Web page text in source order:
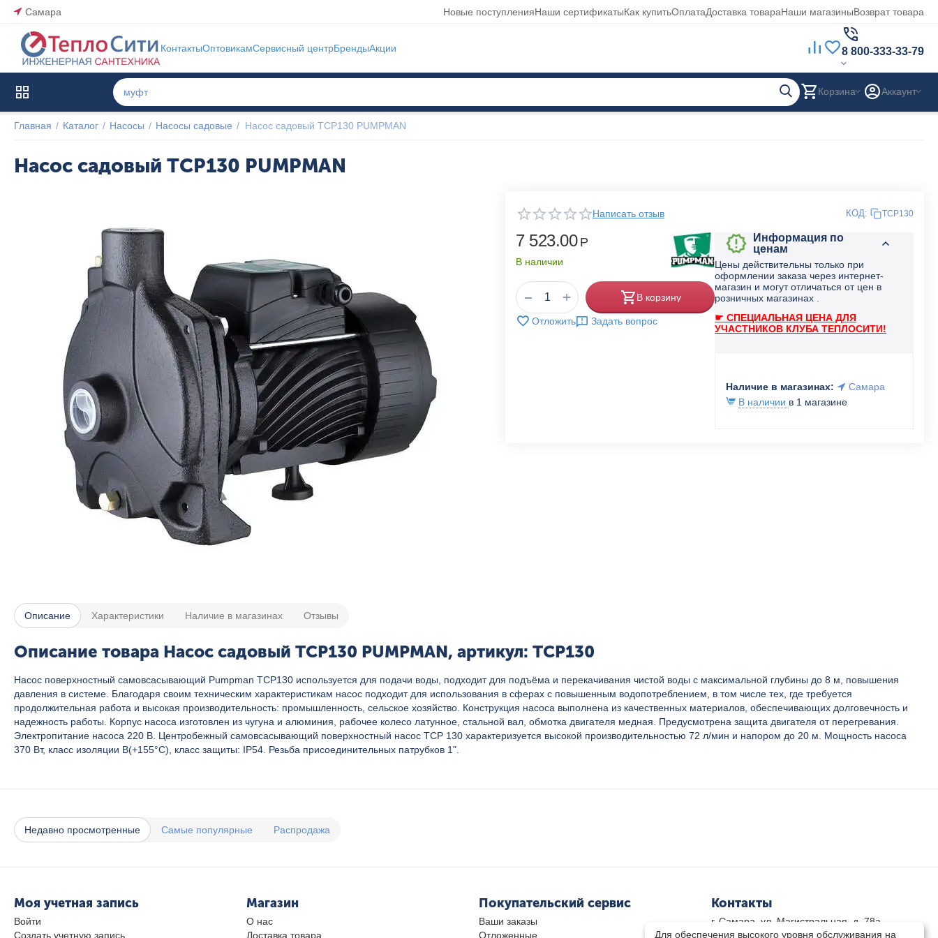
Самара Новые поступленияНаши сертификатыКак купитьОплатаДоставка товараНаши магазиныВозврат товара
КонтактыОптовикамСервисный центрБрендыАкции 8 800-333-33-79
Корзина Аккаунт
Главная / Каталог / Насосы / Насосы садовые / Насос садовый TCP130 PUMPMAN
Насос садовый TCP130 PUMPMAN
Написать отзыв КОД: TCP130
7 523.00 Р
В наличии
+
− В корзину
Отложить Задать вопрос
Информация по
ценам
Цены действительны только при
оформлении заказа через интернет-
магазин и могут отличаться от цен в
розничных магазинах .
☛ СПЕЦИАЛЬНАЯ ЦЕНА ДЛЯ
УЧАСТНИКОВ КЛУБА ТЕПЛОСИТИ!
Наличие в магазинах:
Самара
В наличии в 1 магазине
Описание Характеристики Наличие в магазинах Отзывы
Описание товара Насос садовый TCP130 PUMPMAN, артикул: TCP130
Насос поверхностный самовсасывающий Pumpman TCP130 используется для подачи воды, подходит для подъёма и перекачивания чистой воды с максимальной глубины до 8 м, повышения
давления в системе. Благодаря своим техническим характеристикам насос подходит для использования в сферах с повышенным водопотреблением, в том числе тех, где требуется
продолжительная работа и высокая производительность: промышленность, сельское хозяйство. Конструкция насоса выполнена из качественных материалов, обеспечивающих долговечность и
надежность работы. Корпус насоса изготовлен из чугуна и алюминия, рабочее колесо латунное, стальной вал, обмотка двигателя медная. Предусмотрена защита двигателя от перегревания.
Электропитание насоса 220 В. Центробежный самовсасывающий поверхностный насос TCP 130 характеризуется высокой производительностью 72 л/мин и напором до 20 м. Мощность насоса
370 Вт, класс изоляции B(+155°C), класс защиты: IP54. Резьба присоединительных патрубков 1".
Недавно просмотренные Самые популярные Распродажа
Моя учетная запись
Войти
Создать учетную запись
Магазин
О нас
Доставка товара
Покупательский сервис
Ваши заказы
Отложенные
Контакты
г. Самара, ул. Магистральная, д. 78а
8 800-333-33-79(звонок бесплатный)
Для обеспечения высокого уровня обслуживания на